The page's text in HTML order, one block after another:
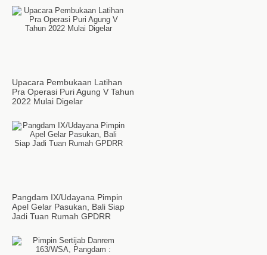
Upacara Pembukaan Latihan
Pra Operasi Puri Agung V Tahun
2022 Mulai Digelar
Pangdam IX/Udayana Pimpin
Apel Gelar Pasukan, Bali Siap
Jadi Tuan Rumah GPDRR